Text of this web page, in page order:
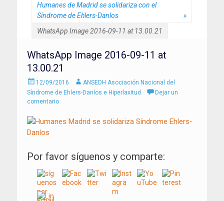
Humanes de Madrid se solidariza con el
Síndrome de Ehlers-Danlos
»
WhatsApp Image 2016-09-11 at 13.00.21
WhatsApp Image 2016-09-11 at
13.00.21
Enviado
el
12/09/2016 AutorANSEDH Asociación Nacional del
Síndrome de Ehlers-Danlos e Hiperlaxitud
Dejar un
comentario
Por favor síguenos y comparte: